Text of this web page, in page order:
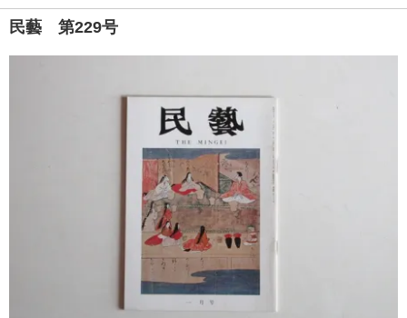
民藝 第229号